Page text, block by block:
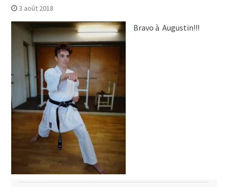
3 août 2018
Bravo à Augustin!!!